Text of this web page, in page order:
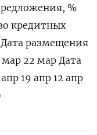
%
кредитных
Дата размещения
мар 22 мар Дата
19 апр 12 апр